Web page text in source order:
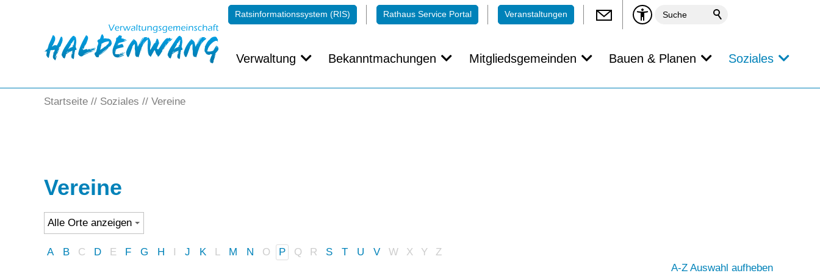
Ratsinformationssystem (RIS) Rathaus Service Portal Veranstaltungen
Verwaltung Bekanntmachungen Mitgliedsgemeinden Bauen & Planen Soziales
Startseite Soziales Vereine
Vereine
A B C D E F G H J K L M N O P Q R S T U V W X Y
Z
A-Z Auswahl aufheben